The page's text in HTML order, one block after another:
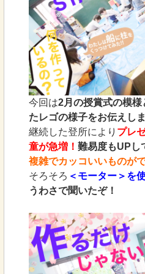
今回は2月の授賞式の模
たレゴの様子をお伝えし
継続した登所により プレ
童が急増！ 難易度もUPし
複雑でカッコいいものが
そろそろ ＜モーター＞を
うわさで聞いたぞ！